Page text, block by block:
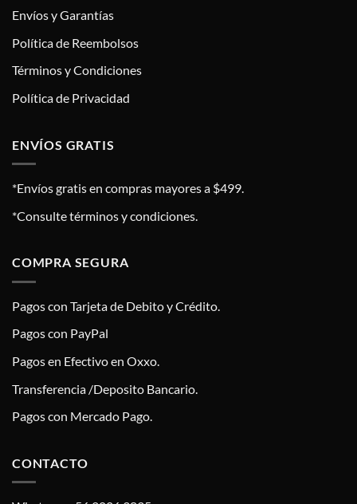
Envíos y Garantías
Política de Reembolsos
Términos y Condiciones
Política de Privacidad
ENVÍOS GRATIS
*Envíos gratis en compras mayores a $499.
*Consulte términos y condiciones.
COMPRA SEGURA
Pagos con Tarjeta de Debito y Crédito.
Pagos con PayPal
Pagos en Efectivo en Oxxo.
Transferencia /Deposito Bancario.
Pagos con Mercado Pago.
CONTACTO